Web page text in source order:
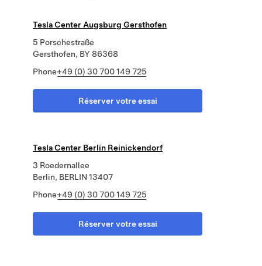
Tesla Center Augsburg Gersthofen
5 Porschestraße
Gersthofen, BY 86368
Phone+49 (0) 30 700 149 725
Réserver votre essai
Tesla Center Berlin Reinickendorf
3 Roedernallee
Berlin, BERLIN 13407
Phone+49 (0) 30 700 149 725
Réserver votre essai